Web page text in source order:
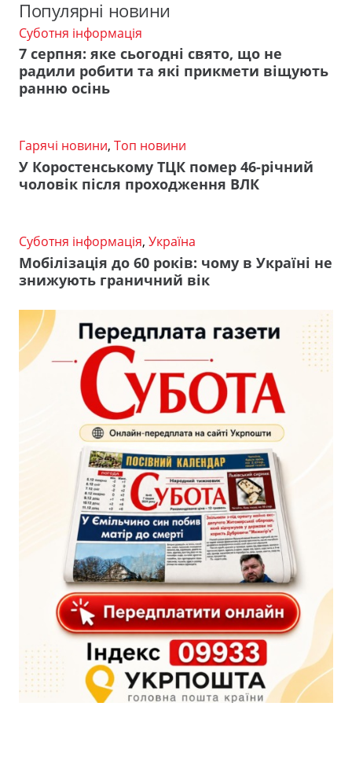
Популярні новини
Суботня інформація
7 серпня: яке сьогодні свято, що не
радили робити та які прикмети віщують
ранню осінь
Гарячі новини, Топ новини
У Коростенському ТЦК помер 46-річний
чоловік після проходження ВЛК
Суботня інформація, Україна
Мобілізація до 60 років: чому в Україні не
знижують граничний вік